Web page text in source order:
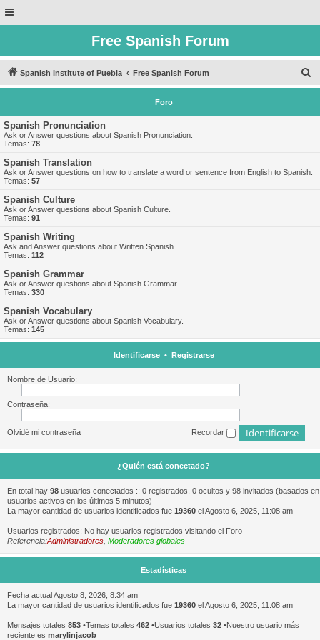
Free Spanish Forum
Spanish Institute of Puebla Free Spanish Forum
u
Foro
Spanish Pronunciation
Ask or Answer questions about Spanish Pronunciation.
Temas: 78
Spanish Translation
Ask or Answer questions on how to translate a word or sentence from English to Spanish.
Temas: 57
Spanish Culture
Ask or Answer questions about Spanish Culture.
Temas: 91
Spanish Writing
Ask and Answer questions about Written Spanish.
Temas: 112
Spanish Grammar
Ask or Answer questions about Spanish Grammar.
Temas: 330
Spanish Vocabulary
Ask or Answer questions about Spanish Vocabulary.
Temas: 145
Identificarse• Registrarse
Nombre de Usuario:
Contraseña:
Olvidé mi contraseña Recordar
¿Quién está conectado?
En total hay 98 usuarios conectados :: 0 registrados, 0 ocultos y 98 invitados (basados en
usuarios activos en los últimos 5 minutos)
La mayor cantidad de usuarios identificados fue 19360 el Agosto 6, 2025, 11:08 am
Usuarios registrados: No hay usuarios registrados visitando el Foro
Referencia:Administradores Moderadores globales
Estadísticas
Fecha actual Agosto 8, 2026, 8:34 am
La mayor cantidad de usuarios identificados fue 19360 el Agosto 6, 2025, 11:08 am
Mensajes totales 853 •Temas totales 462 •Usuarios totales 32 •Nuestro usuario más
reciente es marylinjacob